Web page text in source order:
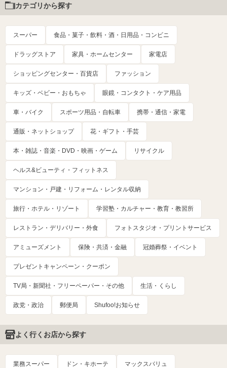
カテゴリから探す
スーパー 食品・菓子・飲料・酒・日用品・コンビニ
ドラッグストア 家具・ホームセンター 家電店
ショッピングセンター・百貨店 ファッション
キッズ・ベビー・おもちゃ 眼鏡・コンタクト・ケア用品
車・バイク スポーツ用品・自転車 携帯・通信・家電
通販・ネットショップ 花・ギフト・手芸
本・雑誌・音楽・DVD・映画・ゲーム リサイクル
ヘルス&ビューティ・フィットネス
マンション・戸建・リフォーム・レンタル収納
旅行・ホテル・リゾート 学習塾・カルチャー・教育・教習所
レストラン・デリバリー・外食 フォトスタジオ・プリントサービス
アミューズメント 保険・共済・金融 冠婚葬祭・イベント
プレゼントキャンペーン・クーポン
TV局・新聞社・フリーペーパー・その他 生活・くらし
政党・政治 郵便局 Shufoo!お知らせ
よく行くお店から探す
業務スーパー ドン・キホーテ マックスバリュ